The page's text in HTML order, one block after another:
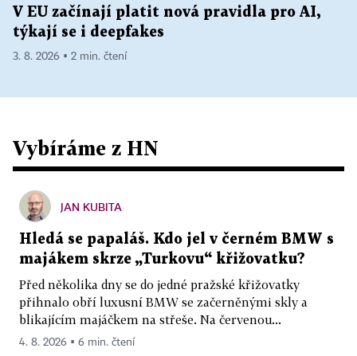
V EU začínají platit nová pravidla pro AI,
týkají se i deepfakes
3. 8. 2026 ▪ 2 min. čtení
Vybíráme z HN
JAN KUBITA
Hledá se papaláš. Kdo jel v černém BMW s
majákem skrze „Turkovu“ křižovatku?
Před několika dny se do jedné pražské křižovatky
přihnalo obří luxusní BMW se začerněnými skly a
blikajícím majáčkem na střeše. Na červenou...
4. 8. 2026 ▪ 6 min. čtení